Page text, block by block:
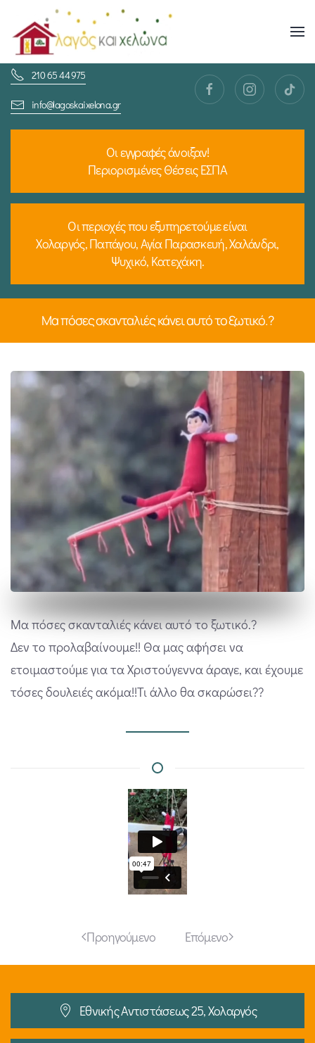
Skip
to
main
content
210 65 44 975
info@lagoskaixelona.gr
Οι εγγραφές άνοιξαν!
Περιορισμένες Θέσεις ΕΣΠΑ
Οι περιοχές που εξυπηρετούμε είναι
Χολαργός, Παπάγου, Αγία Παρασκευή, Χαλάνδρι,
Ψυχικό, Κατεχάκη.
Μα πόσες σκανταλιές κάνει αυτό το ξωτικό.?
Μα πόσες σκανταλιές κάνει αυτό το ξωτικό.?
Δεν το προλαβαίνουμε!! Θα μας αφήσει να
ετοιμαστούμε για τα Χριστούγεννα άραγε, και έχουμε
τόσες δουλειές ακόμα!!Τι άλλο θα σκαρώσει??
Προηγούμενο Επόμενο
Εθνικής Αντιστάσεως 25, Χολαργός